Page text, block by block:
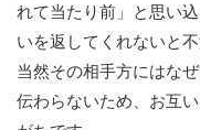
れて当たり前」と思い
いを返してくれないと不
当然その相手方にはな
伝わらないため、お互